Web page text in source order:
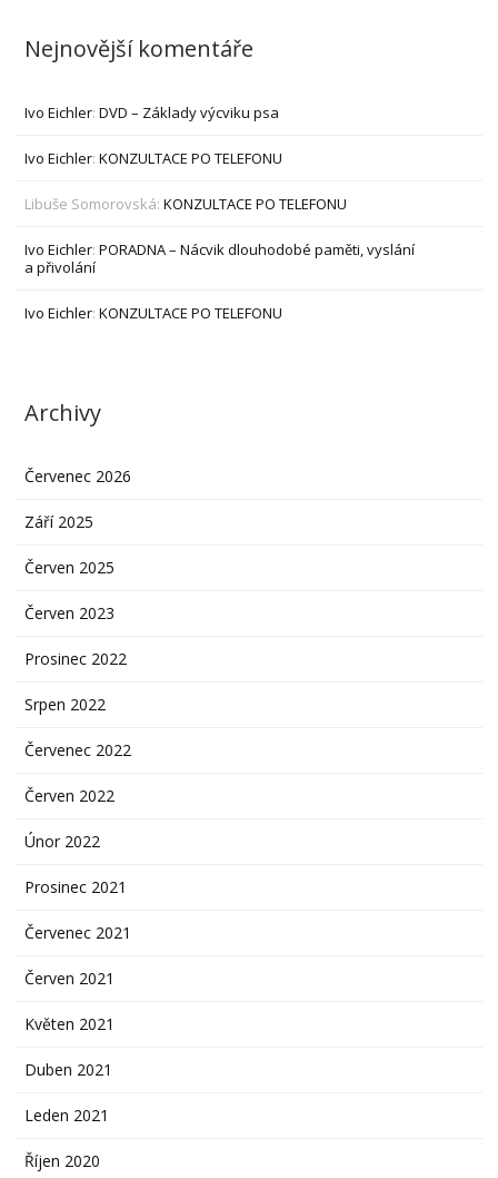
Nejnovější komentáře
Ivo Eichler:DVD – Základy výcviku psa
Ivo Eichler:KONZULTACE PO TELEFONU
Libuše Somorovská:KONZULTACE PO TELEFONU
Ivo Eichler:PORADNA – Nácvik dlouhodobé paměti, vyslání
a přivolání
Ivo Eichler:KONZULTACE PO TELEFONU
Archivy
Červenec 2026
Září 2025
Červen 2025
Červen 2023
Prosinec 2022
Srpen 2022
Červenec 2022
Červen 2022
Únor 2022
Prosinec 2021
Červenec 2021
Červen 2021
Květen 2021
Duben 2021
Leden 2021
Říjen 2020